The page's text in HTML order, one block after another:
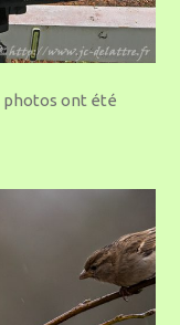
ont été